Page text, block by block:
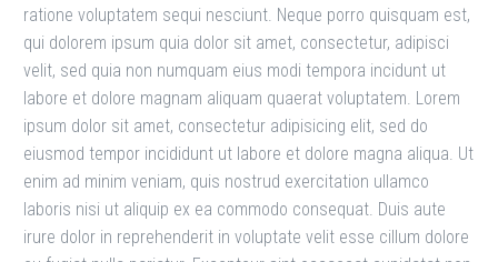
ratione voluptatem sequi nesciunt. Neque porro quisquam est,
qui dolorem ipsum quia dolor sit amet, consectetur, adipisci
velit, sed quia non numquam eius modi tempora incidunt ut
labore et dolore magnam aliquam quaerat voluptatem. Lorem
ipsum dolor sit amet, consectetur adipisicing elit, sed do
eiusmod tempor incididunt ut labore et dolore magna aliqua. Ut
enim ad minim veniam, quis nostrud exercitation ullamco
laboris nisi ut aliquip ex ea commodo consequat. Duis aute
irure dolor in reprehenderit in voluptate velit esse cillum dolore